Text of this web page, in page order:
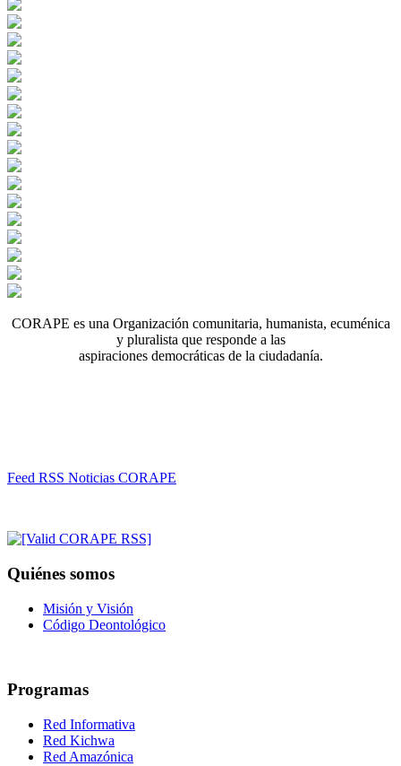
CORAPE es una Organización comunitaria, humanista, ecuménica
y pluralista que responde a las
aspiraciones democráticas de la ciudadanía.
Feed RSS Noticias CORAPE
Quiénes somos
Misión y Visión
Código Deontológico
Programas
Red Informativa
Red Kichwa
Red Amazónica